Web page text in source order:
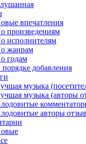
впечатления
произведениям
исполнителям
жанрам
годам
добавления
музыка
музыка (авторы
авторы